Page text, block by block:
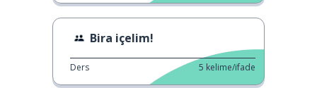
Bira içelim!
Ders 5 kelime/ifade